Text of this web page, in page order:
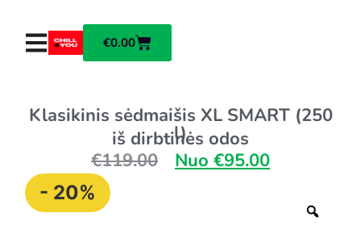
€0.00
Klasikinis sėdmaišis XL SMART (250
l)
iš dirbtinės odos
€119.00 Nuo €95.00
- 20%